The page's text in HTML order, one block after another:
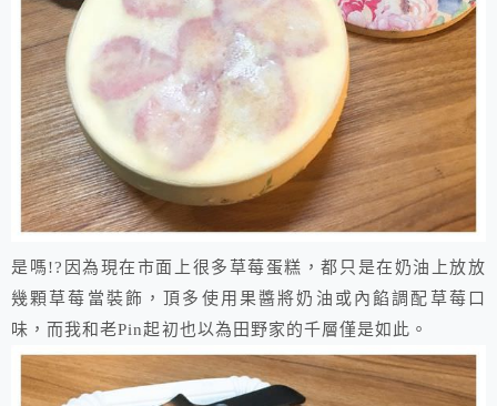
是嗎!?因為現在市面上很多草莓蛋糕，都只是在奶油上放放
幾顆草莓當裝飾，頂多使用果醬將奶油或內餡調配草莓口
味，而我和老Pin起初也以為田野家的千層僅是如此。